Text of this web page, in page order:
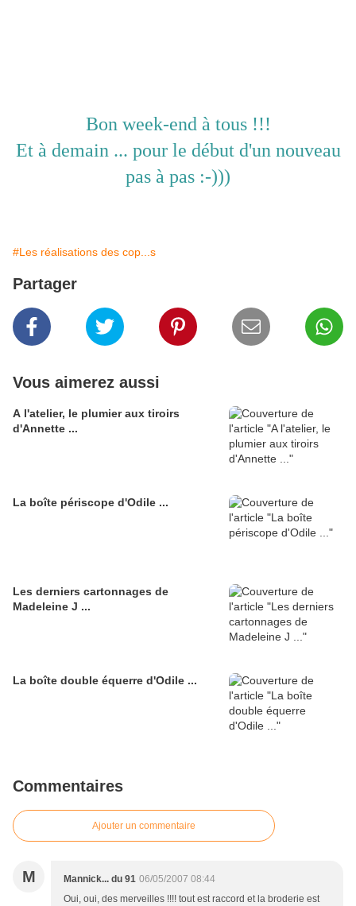
Bon week-end à tous !!!
Et à demain ... pour le début d'un nouveau
pas à pas :-)))
#Les réalisations des cop...s
Partager
Vous aimerez aussi
A l'atelier, le plumier aux tiroirs
d'Annette ...
La boîte périscope d'Odile ...
Les derniers cartonnages de
Madeleine J ...
La boîte double équerre d'Odile ...
Commentaires
Ajouter un commentaire
M Mannick... du 91 06/05/2007 08:44
Oui, oui, des merveilles !!!! tout est raccord et la broderie est